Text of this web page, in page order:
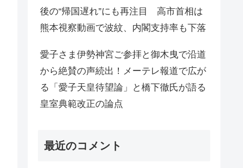
後の“帰国遅れ”にも再注目 高市首相は
熊本視察動画で波紋、内閣支持率も下落
愛子さま伊勢神宮ご参拝と御木曳で沿道
から絶賛の声続出！メーテレ報道で広が
る「愛子天皇待望論」と橋下徹氏が語る
皇室典範改正の論点
最近のコメント